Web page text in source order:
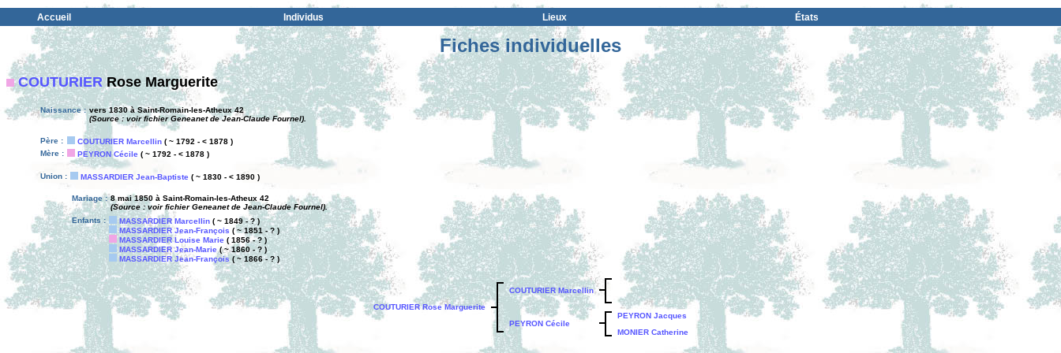
Accueil Individus Lieux États
Fiches individuelles
COUTURIER Rose Marguerite
Naissance : vers 1830 à Saint-Romain-les-Atheux 42
(Source : voir fichier Geneanet de Jean-Claude Fournel).
Père : COUTURIER Marcellin ( ~ 1792 - < 1878 )
Mère :
PEYRON Cécile ( ~ 1792 - < 1878 )
Union : MASSARDIER Jean-Baptiste ( ~ 1830 - < 1890 )
Mariage : 8 mai 1850 à Saint-Romain-les-Atheux 42
(Source : voir fichier Geneanet de Jean-Claude Fournel).
Enfants :
MASSARDIER Marcellin ( ~ 1849 - ? )
MASSARDIER Jean-François ( ~ 1851 - ? )
MASSARDIER Louise Marie ( 1856 - ? )
MASSARDIER Jean-Marie( ~ 1860 - ? )
MASSARDIER Jean-François ( ~ 1866 - ? )
COUTURIER Rose Marguerite
COUTURIER Marcellin
PEYRON Cécile
PEYRON Jacques
MONIER Catherine